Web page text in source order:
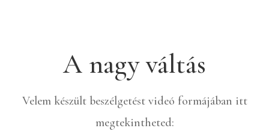
A nagy váltás
Velem készült beszélgetést videó formájában itt
megtekintheted: